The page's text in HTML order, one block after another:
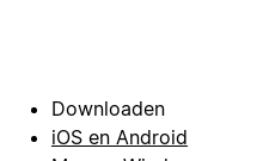
Downloaden
iOS en Android